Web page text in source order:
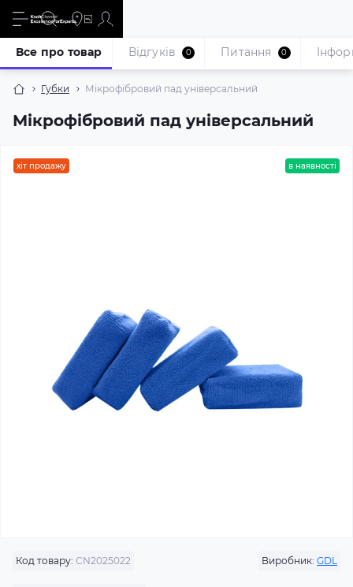
Губки Мікрофібровий пад універсальний
Мікрофібровий пад універсальний
Все про товар Відгуків 0 Питання 0
хіт продажу в наявності
Код товару: CN2025022 Виробник: GDL